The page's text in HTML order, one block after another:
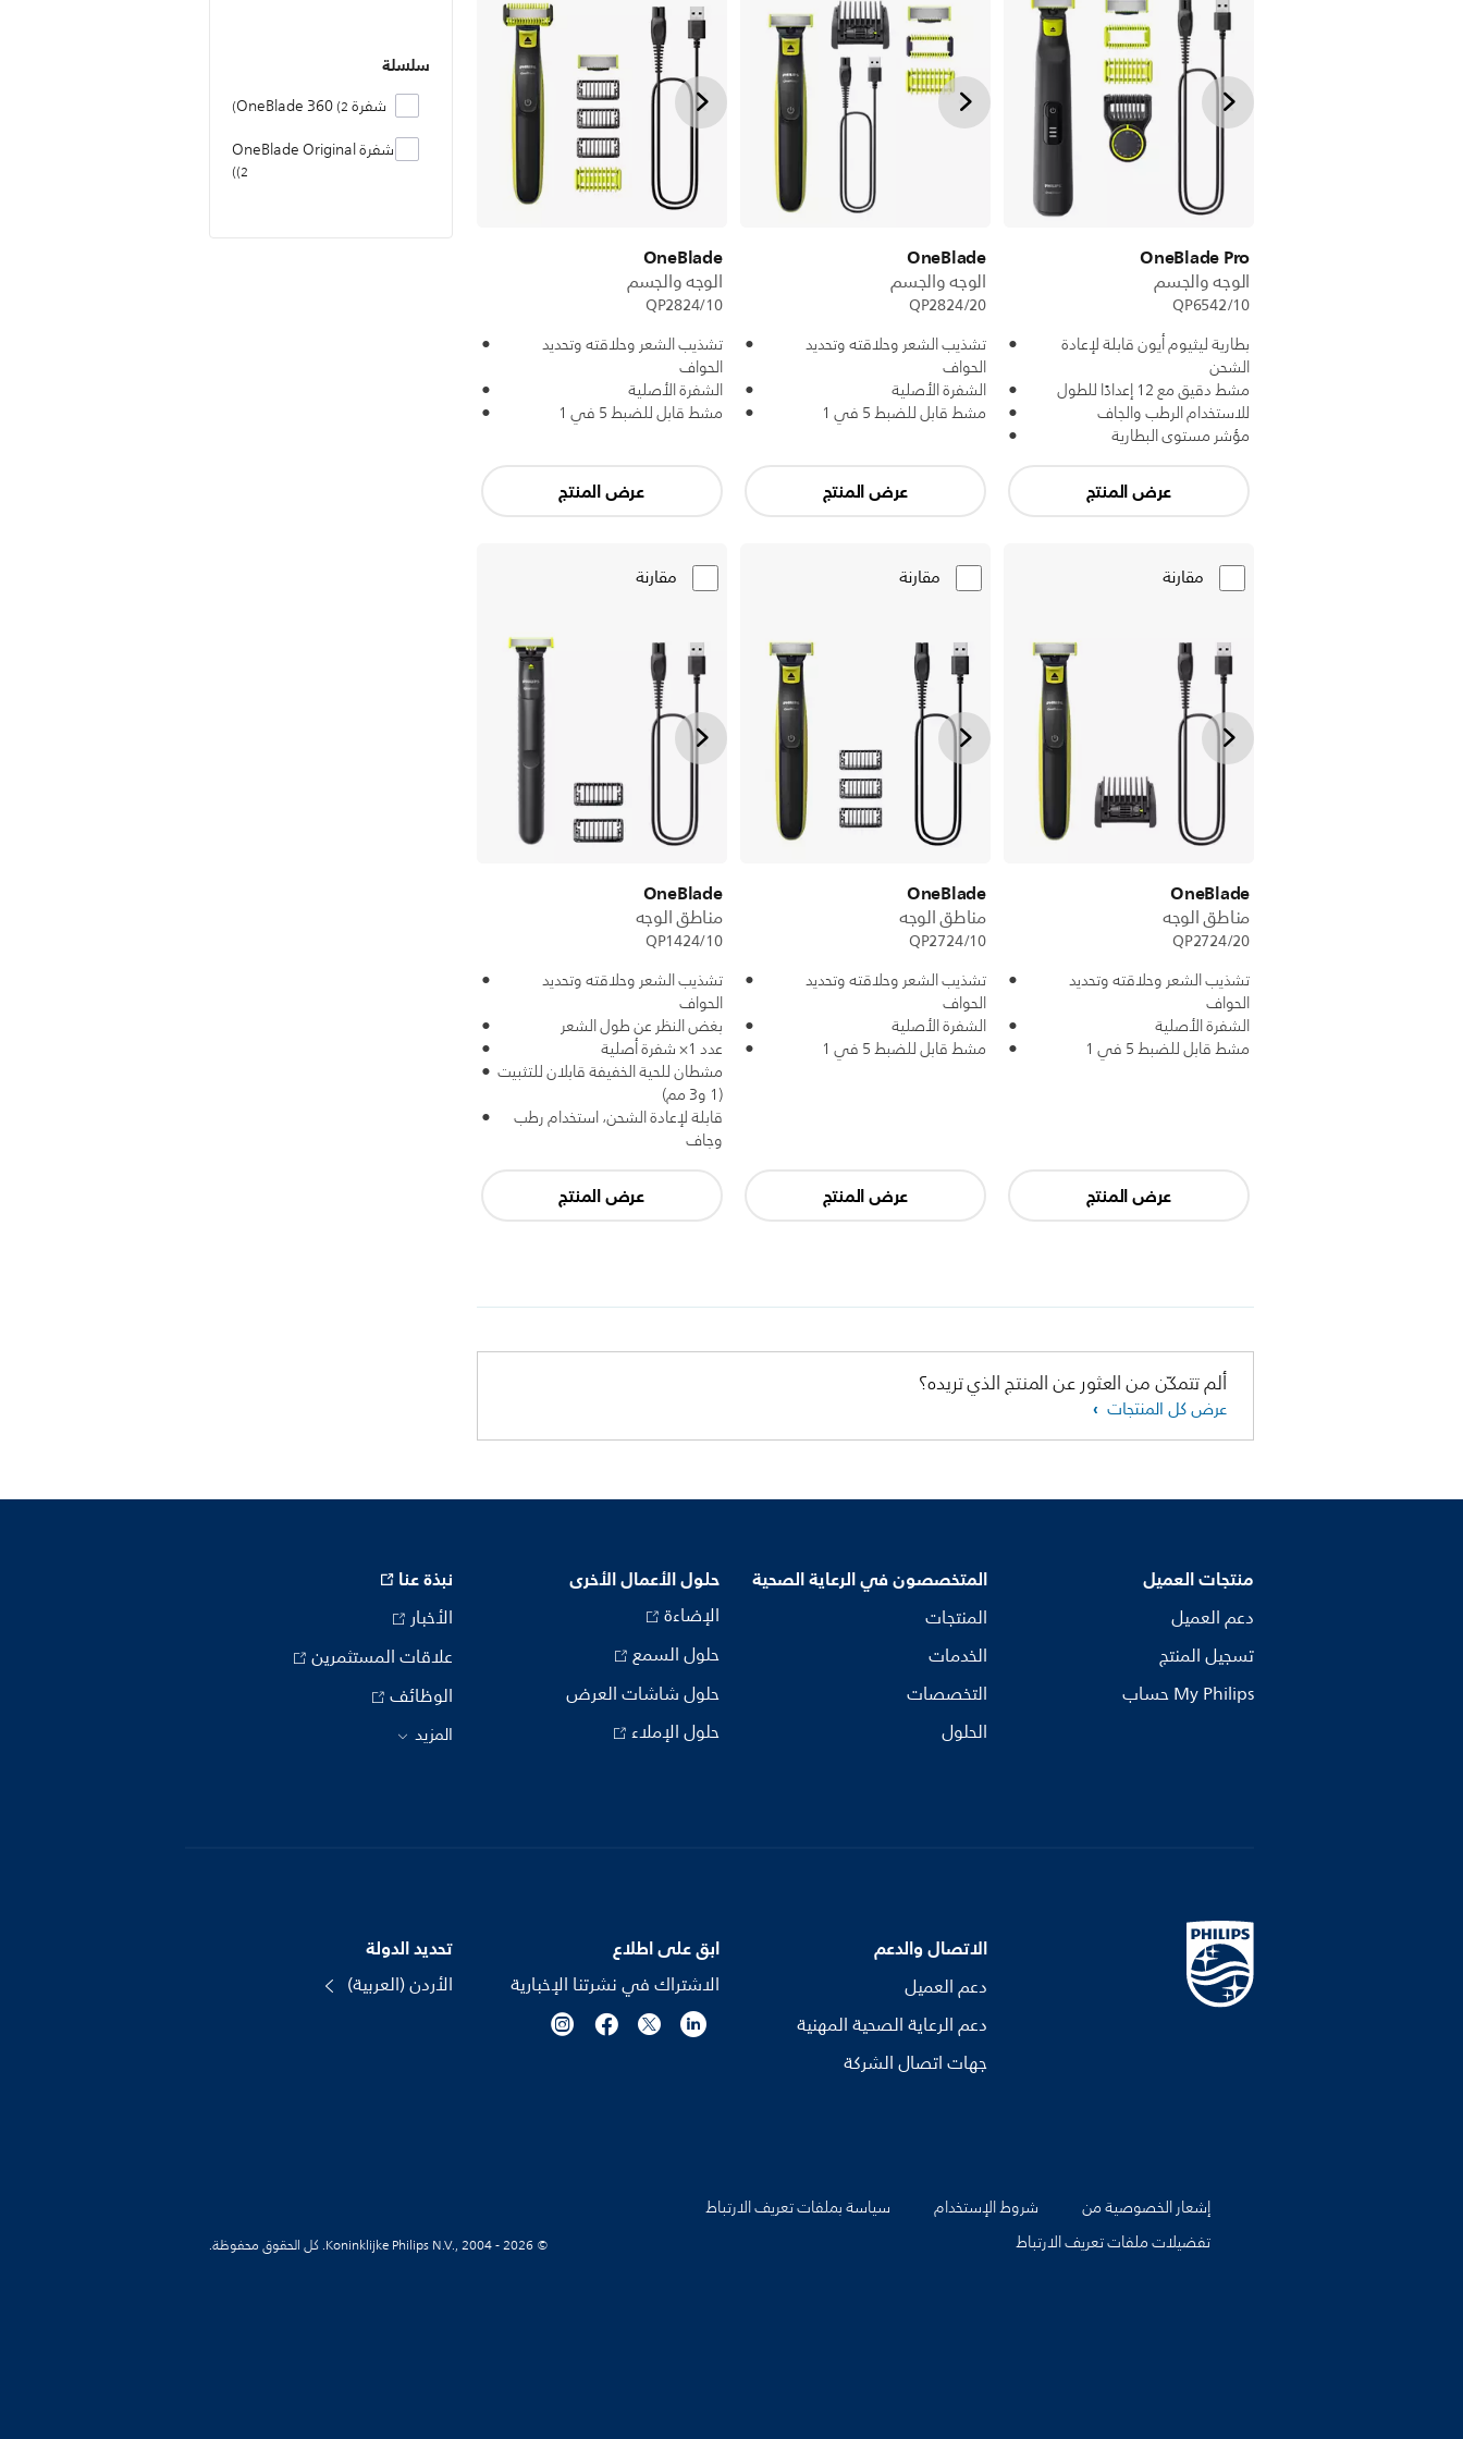
سلسلة
شفرة OneBlade 360 2
شفرة OneBlade Original
2
OneBlade Pro
الوجه والجسم
QP6542/10
بطارية ليثيوم أيون قابلة لإعادة
الشحن
مشط دقيق مع 12 إعدادًا للطول
للاستخدام الرطب والجاف
مؤشر مستوى البطارية
عرض المنتج
OneBlade
الوجه والجسم
QP2824/20
تشذيب الشعر وحلاقته وتحديد
الحواف
الشفرة الأصلية
مشط قابل للضبط 5 في 1
عرض المنتج
OneBlade
الوجه والجسم
QP2824/10
تشذيب الشعر وحلاقته وتحديد
الحواف
الشفرة الأصلية
مشط قابل للضبط 5 في 1
عرض المنتج
مقارنة
OneBlade
مناطق الوجه
QP2724/20
تشذيب الشعر وحلاقته وتحديد
الحواف
الشفرة الأصلية
مشط قابل للضبط 5 في 1
عرض المنتج
مقارنة
OneBlade
مناطق الوجه
QP2724/10
تشذيب الشعر وحلاقته وتحديد
الحواف
الشفرة الأصلية
مشط قابل للضبط 5 في 1
عرض المنتج
مقارنة
OneBlade
مناطق الوجه
QP1424/10
تشذيب الشعر وحلاقته وتحديد
الحواف
بغض النظر عن طول الشعر
عدد 1× شفرة أصلية
مشطان للحية الخفيفة قابلان للتثبيت
(1 و3 مم)
قابلة لإعادة الشحن، استخدام رطب
وجاف
عرض المنتج
ألم تتمكّن من العثور عن المنتج الذي تريده؟
عرض كل المنتجات
منتجات العميل
دعم العميل
تسجيل المنتج
My Philips حساب
المتخصصون في الرعاية الصحية
المنتجات
الخدمات
التخصصات
الحلول
حلول الأعمال الأخرى
الإضاءة
حلول السمع
حلول شاشات العرض
حلول الإملاء
نبذة عنا
الأخبار
علاقات المستثمرين
الوظائف
المزيد
الاتصال والدعم
دعم العميل
دعم الرعاية الصحية المهنية
جهات اتصال الشركة
ابق على اطلاع
الاشتراك في نشرتنا الإخبارية
تحديد الدولة
الأردن (العربية)
إشعار الخصوصية من شروط الإستخدام
سياسة بملفات تعريف الارتباط
تفضيلات ملفات تعريف الارتباط
© Koninklijke Philips N.V., 2004 - 2026. كل الحقوق محفوظة.